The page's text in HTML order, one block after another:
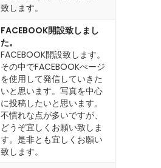
致します。
FACEBOOK開設致しまし
た。
FACEBOOK開設致します。
その中でFACEBOOKぺージ
を使用して発信していきた
いと思います。写真を中心
に投稿したいと思います。
不慣れな点が多いですが、
どうぞ宜しくお願い致しま
す。是非とも宜しくお願い
致します。